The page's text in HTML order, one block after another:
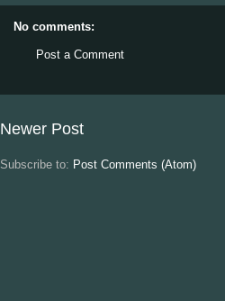
No comments:
Post a Comment
Newer Post
Subscribe to: Post Comments (Atom)